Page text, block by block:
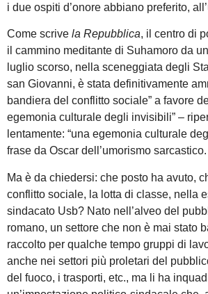
i due ospiti d’onore abbiano preferito,
Come scrive la Repubblica, il centro di
il cammino meditante di Suhamoro da
luglio scorso, nella sceneggiata degli
san Giovanni, è stata definitivamente
bandiera del conflitto sociale” a favore
egemonia culturale degli invisibili” –
lentamente: “una egemonia culturale
frase da Oscar dell’umorismo sarcastico.
Ma è da chiedersi: che posto ha avuto,
conflitto sociale, la lotta di classe, nella
sindacato Usb? Nato nell’alveo del
romano, un settore che non è mai stato
raccolto per qualche tempo gruppi di
anche nei settori più proletari del
del fuoco, i trasporti, etc., ma li ha